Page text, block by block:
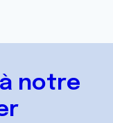
notre